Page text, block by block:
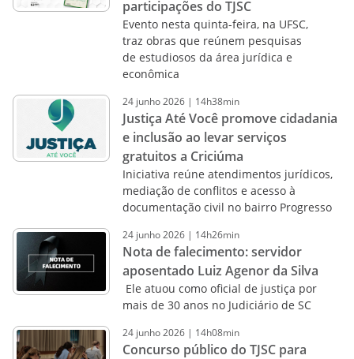
participações do TJSC
Evento nesta quinta-feira, na UFSC,
traz obras que reúnem pesquisas
de estudiosos da área jurídica e
econômica
24 junho2026 | 14h38min
Justiça Até Você promove cidadania
e inclusão ao levar serviços
gratuitos a Criciúma
Iniciativa reúne atendimentos jurídicos,
mediação de conflitos e acesso à
documentação civil no bairro Progresso
24 junho2026 | 14h26min
Nota de falecimento: servidor
aposentado Luiz Agenor da Silva
Ele atuou como oficial de justiça por
mais de 30 anos no Judiciário de SC
24 junho2026 | 14h08min
Concurso público do TJSC para